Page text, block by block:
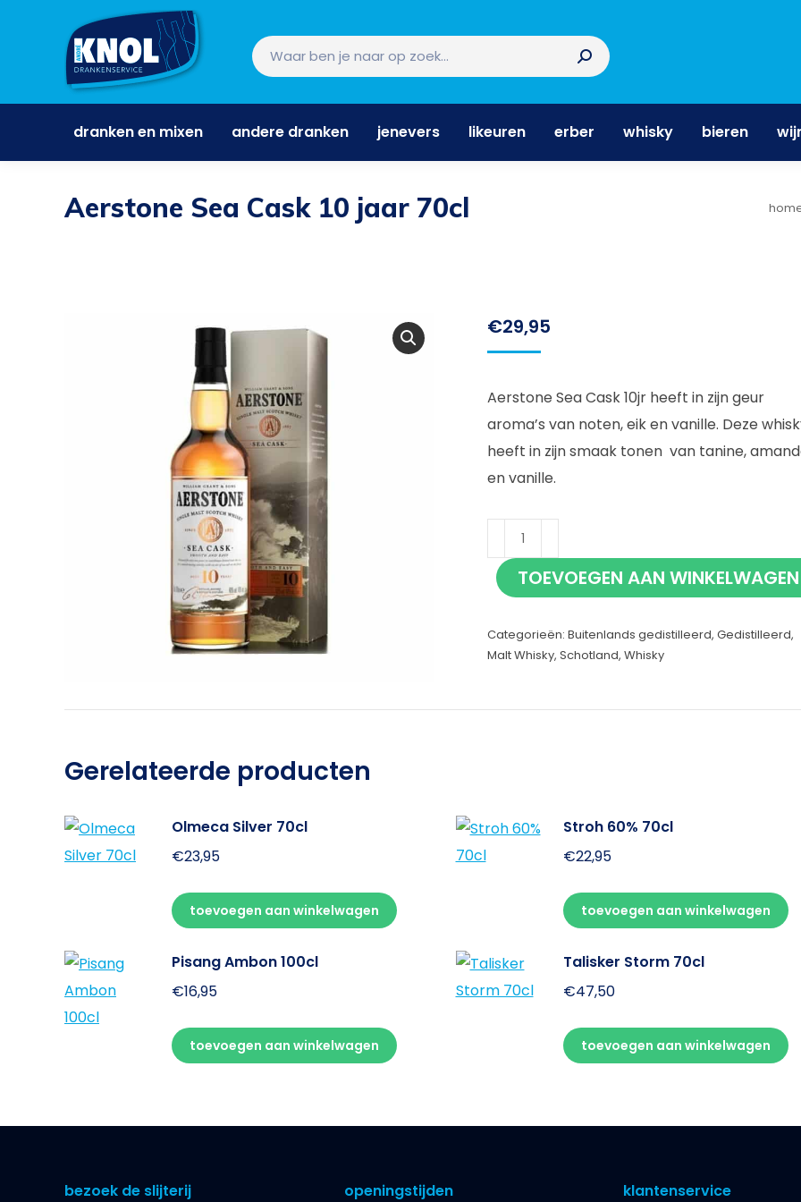
dranken en mixen andere dranken jenevers likeuren erber whisky bieren
Aerstone Sea Cask 10 jaar 70cl Je
€29,95
Aerstone Sea Cask 10jr heeft in zijn geur
aroma’s van noten, eik en vanille. Deze
heeft in zijn smaak tonen van tanine,
en vanille.
Aerstone
Sea
Cask
jaar
70cl
TOEVOEGEN AAN WINKELWAGEN
Categorieën: Buitenlands gedistilleerd, Gedistilleerd,
Malt Whisky, Schotland, Whisky
Gerelateerde producten
Olmeca Silver 70cl
€23,95
toevoegen aan winkelwagen
Stroh 60% 70cl
€22,95
toevoegen aan winkelwagen
Pisang Ambon 100cl
€16,95
toevoegen aan winkelwagen
Talisker Storm 70cl
€47,50
toevoegen aan winkelwagen
bezoek de slijterij openingstijden klantenservice
dranken en mixen